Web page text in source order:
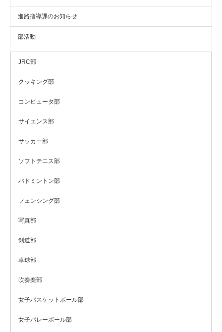
進路指導課のお知らせ
部活動
JRC部
クッキング部
コンピュータ部
サイエンス部
サッカー部
ソフトテニス部
バドミントン部
フェンシング部
写真部
剣道部
卓球部
吹奏楽部
女子バスケットボール部
女子バレーボール部